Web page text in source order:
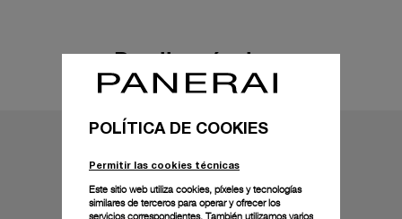
Detalles técnicos
POLÍTICA DE COOKIES
Permitir las cookies técnicas
Este sitio web utiliza cookies, píxeles y tecnologías
similares de terceros para operar y ofrecer los
servicios correspondientes. También utilizamos varios